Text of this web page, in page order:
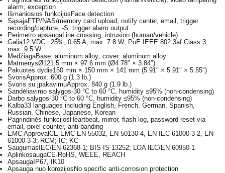
alarm, exception
Išmaniosios funkcijos Face detection
SąsajaFTP/NAS/memory card upload, notify center, email, trigger
recording/capture, -S: trigger alarm output
Perimetro apsaugaLine crossing, intrusion (human/vehicle)
Galia12 VDC ±25%, 0.65 A, max. 7.8 W; PoE IEEE 802.3af Class 3,
max. 9.5 W
MedžiagaBase: aluminum alloy; cover: aluminum alloy
MatmenysØ121.5 mm × 97.6 mm (Ø4.78″ × 3.84″)
Pakuotės dydis150 mm × 150 mm × 141 mm (5.91″ × 5.91″ × 5.55″)
SvorisApprox. 600 g (1.3 lb.)
Svoris su įpakavimuApprox. 840 g (1.9 lb.)
Sandėliavimo sąlygos-30 °C to 60 °C, humidity ≤95% (non-condensing)
Darbo sąlygos-30 °C to 60 °C, humidity ≤95% (non-condensing)
Kalba33 languages including English, French, German, Spanish,
Russian, Chinese, Japanese, Korean
Pagrindinės funkcijos Heartbeat, mirror, flash log, password reset via
email, pixel counter, anti-banding
EMC ApprovalCE-EMC EN 55032, EN 50130-4, EN IEC 61000-3-2, EN
61000-3-3; RCM; IC; KC
Saugumas IEC/EN 62368-1; BIS IS 13252; LOA IEC/EN 60950-1
AplinkosaugaCE-RoHS, WEEE, REACH
ApsaugaIP67, IK10
Apsauga nuo korozijos No specific anti-corrosion protection